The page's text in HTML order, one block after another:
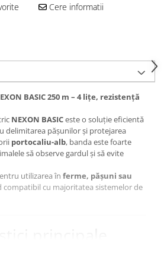
Post
Cere informatii
BASIC 250 m – 4 lițe, rezistență
NEXON BASICeste o soluție eficientă
delimitarea pășunilor și protejarea
portocaliu-alb, banda este foarte
să observe gardul și să evite
utilizarea în ferme, pășuni sau
compatibil cu majoritatea sistemelor de
de calitate bună
culorii